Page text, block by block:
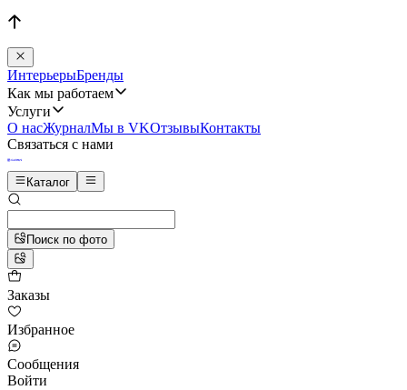
ИнтерьерыБренды
Как мы работаем
Услуги
О насЖурналМы в VKОтзывыКонтакты
Связаться с нами
Каталог
Поиск по фото
Заказы
Избранное
Сообщения
Войти